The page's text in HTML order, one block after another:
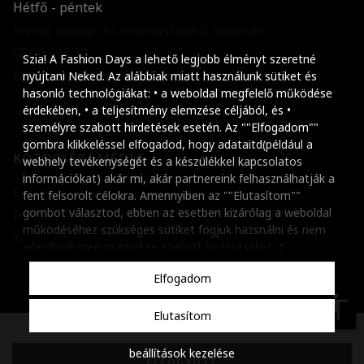
Szia! A Fashion Days a lehető legjobb élményt szeretné
nyújtani Neked. Az alábbiak miatt használunk sütiket és
hasonló technológiákat: • a weboldal megfelelő működése
érdekében, • a teljesítmény elemzése céljából, és •
személyre szabott hirdetések esetén. Az ""Elfogadom""
gombra klikkeléssel elfogadod, hogy adataitd(például a
webhely tevékenységét és a készülékkel kapcsolatos
információkat) akár mi, akár partnereink felhasználhatják a
fent felsorolt célokra. Amennyiben az ""Elutasítom""
gombot választod, ebben az esetben kizárólag a weboldal
működéséhez szükséges sütiket fogjuk hazsnálni és nem
beállításaidat bármikor módosíthatod, a ""Beállítások
kezelése"" gombra kattintva. Tudj meg többet
szabályzatunkról.
Elfogadom
Elutasítom
beállítások kezelése
Hétfő - péntek
08:00 - 16:30
E-mail küldése
KÖZÖSSÉGI MÉDIA
Facebook
Instagram
Youtube
accessibility
Szöveg méretének
Szóköz növelése
Szóköz csökkentése
Sortávolság
Sortávolság
Színek invertálása
Szürke
Nagy kurzor